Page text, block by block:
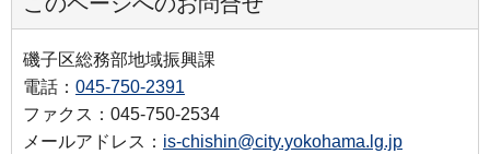
磯子区総務部地域振興課
電話： 045-750-2391
ファクス：045-750-2534
メールアドレス： is-chishin@city.yokohama.lg.jp